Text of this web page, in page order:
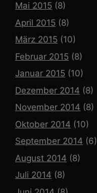
Mai 2015 (8)
April 2015 (8)
März 2015 (10)
Februar 2015 (8)
Januar 2015 (10)
Dezember 2014 (8)
November 2014 (8)
Oktober 2014 (10)
September 2014 (6)
August 2014 (8)
Juli 2014 (8)